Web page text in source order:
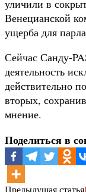
уличили в
Венецианской
ущерба для
Сейчас Санду-
деятельность
действительно
вторых,
мнение.
Поделиться в
Предыдущая статья